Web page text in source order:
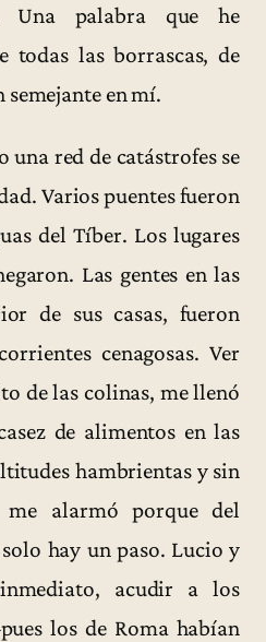
Una palabra que he
todas las borrascas, de
semejante en mí.
una red de catástrofes se
Varios puentes fueron
del Tíber. Los lugares
Las gentes en las
de sus casas, fueron
cenagosas. Ver
de las colinas, me llenó
de alimentos en las
hambrientas y sin
alarmó porque del
hay un paso. Lucio y
acudir a los
los de Roma habían